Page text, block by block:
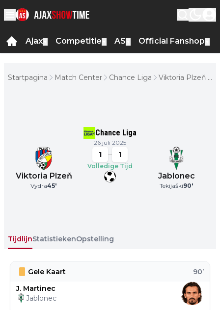
Ajax Competitie AS Official Fanshop
Startpagina Match Center Chance Liga
Viktoria Plzeň -
Chance Liga
26 juli 2025
Viktoria Plzeň
Vydra45'
1 1
Volledige Tijd
Jablonec
Tekijaški90'
TijdlijnStatistiekenOpstelling
Gele Kaart 90’
J. Martinec
Jablonec